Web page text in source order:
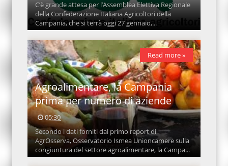
C’è grande attesa per l’Assemblea Elettiva Regionale
della Confederazione Italiana Agricoltori della
Campania, che si terrà oggi 27 gennaio,...
Agroalimentare, la Campania
prima per numero di aziende
05:30
Secondo i dati forniti dal primo report di
AgrOsserva, Osservatorio Ismea Unioncamere sulla
congiuntura del settore agroalimentare, la Campa...
Read more »